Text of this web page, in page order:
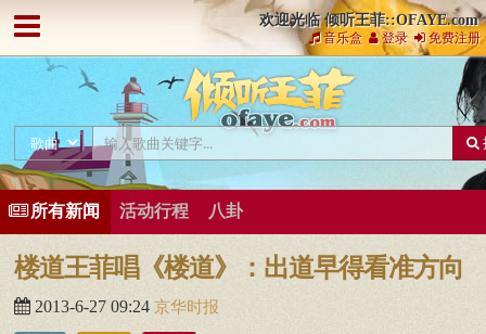
欢迎光临 倾听王菲::OFAYE.com
音乐盒 登录 免费注册
所有新闻 活动行程 八卦
楼道王菲唱《楼道》：出道早得看准方向
2013-6-27 09:24 京华时报